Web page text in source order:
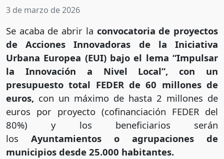
3 de marzo de 2026
Se acaba de abrir la convocatoria de proyectos
de Acciones Innovadoras de la Iniciativa
Urbana Europea (EUI) bajo el lema “Impulsar
la Innovación a Nivel Local”, con un
presupuesto total FEDER de 60 millones de
euros, con un máximo de hasta 2 millones de
euros por proyecto (cofinanciación FEDER del
80%) y los beneficiarios serán
los Ayuntamientos o agrupaciones de
municipios desde 25.000 habitantes.